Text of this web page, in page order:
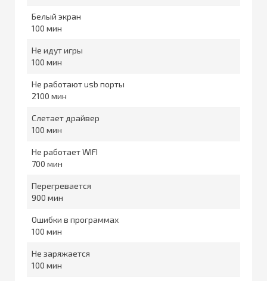
Белый экран
100
Не идут игры
100
Не работают usb порты
2100
Слетает драйвер
100
Не работает WIFI
700
Перегревается
900
Ошибки в программах
100
Не заряжается
100